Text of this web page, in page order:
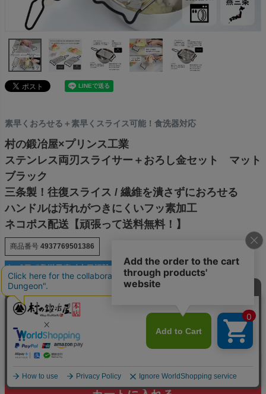
素早くおろせる＋素早くスライス可能！食洗器対応
村の鍛冶屋×プリンス工業
ステンレス両刃スライサー＋おろし金セット マット
ブラック
三条製！往復スライス / 繊維を潰さずにおろせる
ハンドルは汚れがつきにくいフッ素加工
ネコポス配送【頑張って送料無料！】
商品番号 4937769501386
税込価格 ¥5,980税込
109 ポイント進呈 ]
送料込